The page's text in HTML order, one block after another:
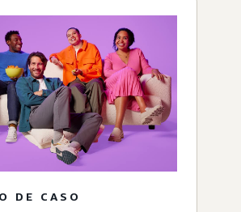
DE CASO